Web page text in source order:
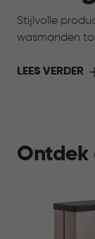
Stijlvolle
wasmanden
vind je
LEES VERDER
Ontdek